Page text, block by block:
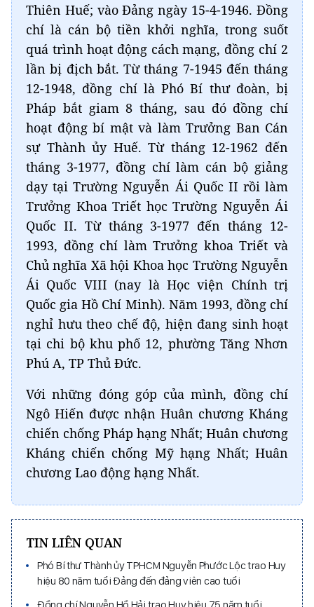
Thiên Huế; vào Đảng ngày 15-4-1946. Đồng
chí là cán bộ tiền khởi nghĩa, trong suốt
quá trình hoạt động cách mạng, đồng chí 2
lần bị địch bắt. Từ tháng 7-1945 đến tháng
12-1948, đồng chí là Phó Bí thư đoàn, bị
Pháp bắt giam 8 tháng, sau đó đồng chí
hoạt động bí mật và làm Trưởng Ban Cán
sự Thành ủy Huế. Từ tháng 12-1962 đến
tháng 3-1977, đồng chí làm cán bộ giảng
dạy tại Trường Nguyễn Ái Quốc II rồi làm
Trưởng Khoa Triết học Trường Nguyễn Ái
Quốc II. Từ tháng 3-1977 đến tháng 12-
1993, đồng chí làm Trưởng khoa Triết và
Chủ nghĩa Xã hội Khoa học Trường Nguyễn
Ái Quốc VIII (nay là Học viện Chính trị
Quốc gia Hồ Chí Minh). Năm 1993, đồng chí
nghỉ hưu theo chế độ, hiện đang sinh hoạt
tại chi bộ khu phố 12, phường Tăng Nhơn
Phú A, TP Thủ Đức.
Với những đóng góp của mình, đồng chí
Ngô Hiến được nhận Huân chương Kháng
chiến chống Pháp hạng Nhất; Huân chương
Kháng chiến chống Mỹ hạng Nhất; Huân
chương Lao động hạng Nhất.
TIN LIÊN QUAN
Phó Bí thư Thành ủy TPHCM Nguyễn Phước Lộc trao Huy
hiệu 80 năm tuổi Đảng đến đảng viên cao tuổi